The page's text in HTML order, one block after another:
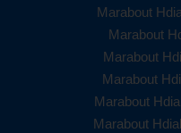
Marabout
Marabout
Marabout
Marabout
Marabout
Marabout